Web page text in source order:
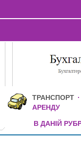
ТРАНСПОРТ ·
АРЕНДУ
В ДАНІЙ